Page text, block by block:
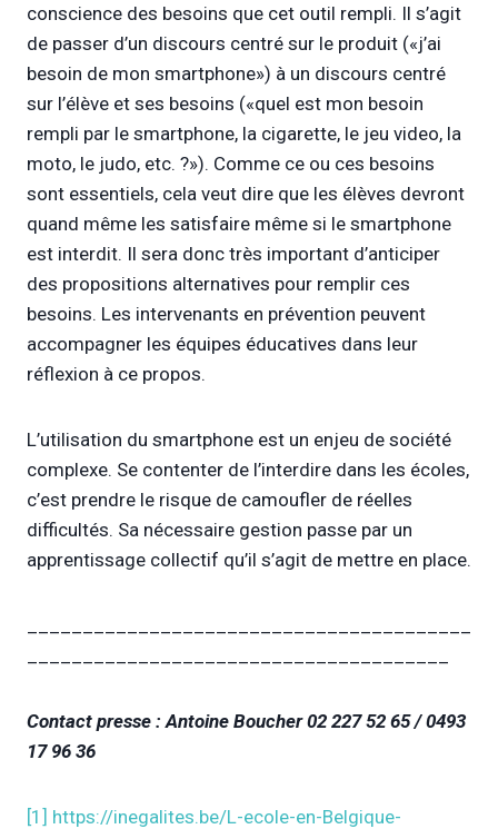
conscience des besoins que cet outil rempli. Il s’agit
de passer d’un discours centré sur le produit («j’ai
besoin de mon smartphone») à un discours centré
sur l’élève et ses besoins («quel est mon besoin
rempli par le smartphone, la cigarette, le jeu video, la
moto, le judo, etc. ?»). Comme ce ou ces besoins
sont essentiels, cela veut dire que les élèves devront
quand même les satisfaire même si le smartphone
est interdit. Il sera donc très important d’anticiper
des propositions alternatives pour remplir ces
besoins. Les intervenants en prévention peuvent
accompagner les équipes éducatives dans leur
réflexion à ce propos.
L’utilisation du smartphone est un enjeu de société
complexe. Se contenter de l’interdire dans les écoles,
c’est prendre le risque de camoufler de réelles
difficultés. Sa nécessaire gestion passe par un
apprentissage collectif qu’il s’agit de mettre en place.
Contact presse : Antoine Boucher 02 227 52 65 / 0493
17 96 36
[1] https://inegalites.be/L-ecole-en-Belgique-